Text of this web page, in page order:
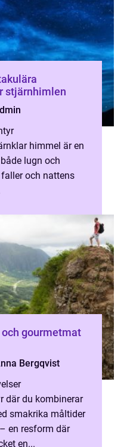
stjärnhimlen
himmel är en
lugn och
och nattens
gourmetmat
Bergqvist
där du kombinerar
smakrika måltider
en resform där
en...